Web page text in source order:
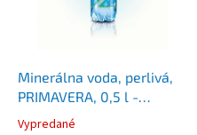
Minerálna voda, perlivá,
PRIMAVERA, 0,5 l -
zálohovaný obal
Vypredané